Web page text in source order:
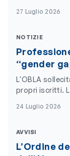
27 Luglio 2026
NOTIZIE
“gender
L'OBLA
propri iscritti.
24 Luglio 2026
AVVISI
L’Ordine